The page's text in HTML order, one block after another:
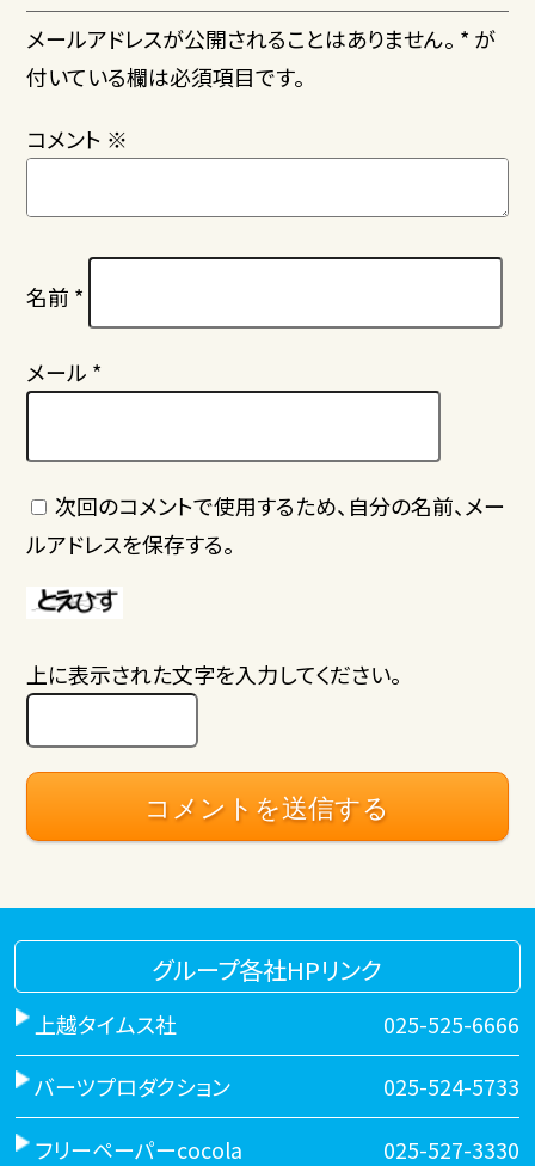
メールアドレスが公開されることはありません。 * が
付いている欄は必須項目です。
コメント ※
名前 *
メール *
次回のコメントで使用するため、自分の名前、メー
ルアドレスを保存する。
上に表示された文字を入力してください。
グループ各社HPリンク
上越タイムス社 025-525-6666
バーツプロダクション 025-524-5733
フリーペーパーcocola 025-527-3330